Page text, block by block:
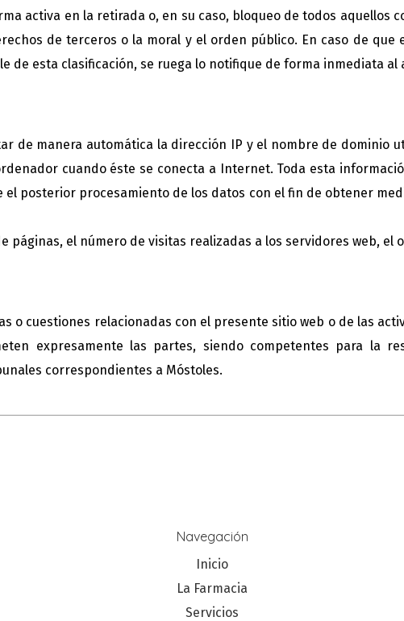
activa en la retirada o, en su caso, bloqueo de todos aquellos
de terceros o la moral y el orden público. En caso de
de esta clasificación, se ruega lo notifique de forma inmediata
de manera automática la dirección IP y el nombre de dominio
cuando éste se conecta a Internet. Toda esta
posterior procesamiento de los datos con el fin de obtener
de páginas, el número de visitas realizadas a los servidores web,
o cuestiones relacionadas con el presente sitio web o de las
expresamente las partes, siendo competentes para la
correspondientes a Móstoles.
Navegación
Inicio
La Farmacia
Servicios